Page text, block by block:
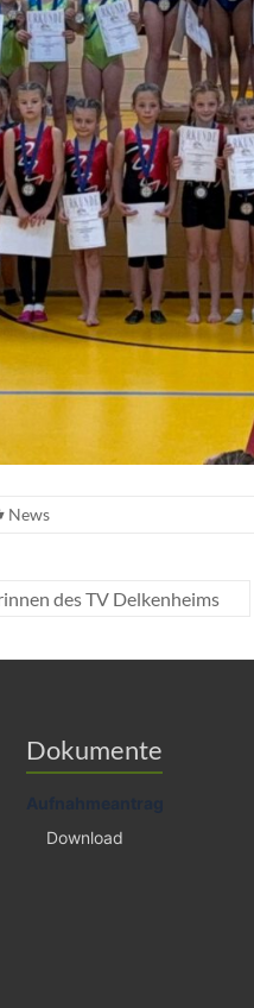
News
des TV Delkenheims
Dokumente
Download